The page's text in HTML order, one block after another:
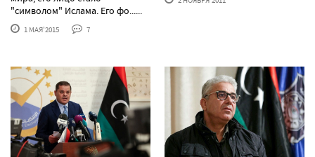
"символом" Ислама. Его фо......
1 МАЯ'2015 7